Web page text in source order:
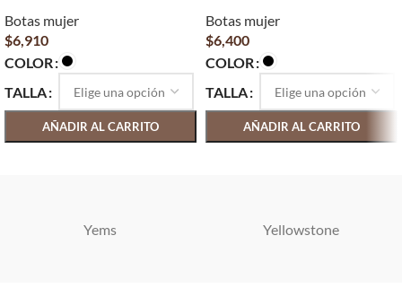
Botas mujer
$6,910
COLOR
TALLA
AÑADIR AL CARRITO
Botas mujer
$6,400
COLOR
TALLA
AÑADIR AL CARRITO
Yems Yellowstone